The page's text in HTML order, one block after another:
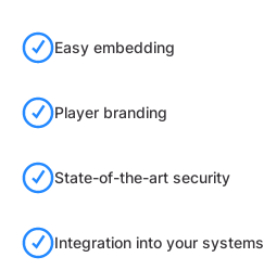
Easy embedding
Player branding
State-of-the-art security
Integration into your systems